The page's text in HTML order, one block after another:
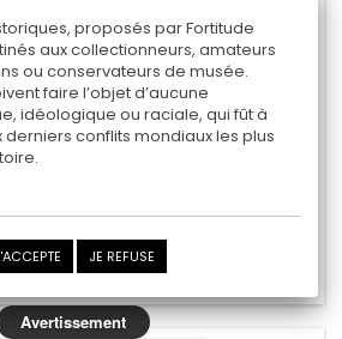
ARMY ORDNANCE CORPS "
Ajouter au panier
proposés par Fortitude
aux collectionneurs, amateurs
ou conservateurs de musée.
faire l’objet d’aucune
idéologique ou raciale, qui fût à
derniers conflits mondiaux les plus
JE REFUSE
Avertissement